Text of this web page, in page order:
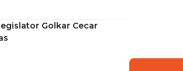
Golkar Cecar